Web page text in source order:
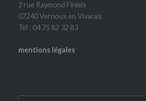
2 rue Raymond Finiels
07240 Vernoux en Vivarais
Tel : 04 75 82 32 83
mentions légales